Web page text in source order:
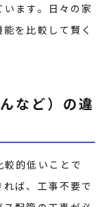
ます。日々の家
を比較して賢く
など）の違
的低いことで
ば、工事不要で